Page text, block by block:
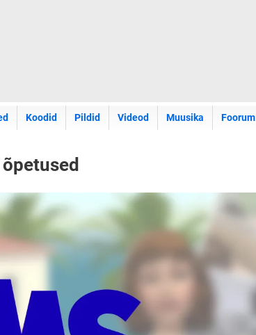
Koodid Pildid Videod Muusika Foorum